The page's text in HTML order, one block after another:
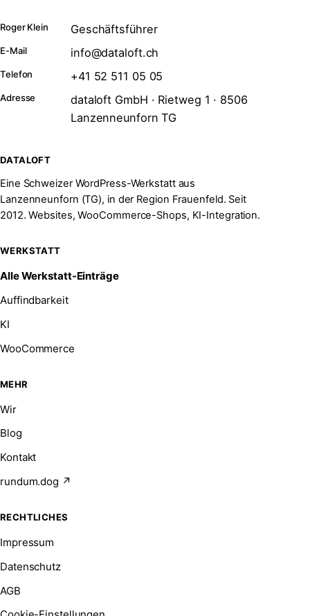
Roger Klein Geschäftsführer
E-Mail info@dataloft.ch
Telefon +41 52 511 05 05
Adresse
dataloft GmbH · Rietweg 1 · 8506
Lanzenneunforn TG
DATALOFT
Eine Schweizer WordPress-Werkstatt aus
Lanzenneunforn (TG), in der Region Frauenfeld. Seit
2012. Websites, WooCommerce-Shops, KI-Integration.
WERKSTATT
Alle Werkstatt-Einträge
Auffindbarkeit
KI
WooCommerce
MEHR
Wir
Blog
Kontakt
rundum.dog ↗
RECHTLICHES
Impressum
Datenschutz
AGB